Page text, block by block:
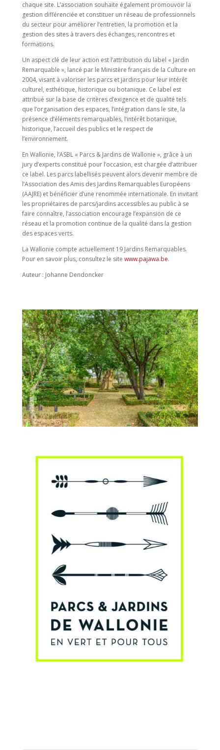
chaque site. L’association souhaite également promouvoir la
gestion différenciée et constituer un réseau de professionnels
du secteur pour améliorer l’entretien, la promotion et la
gestion des sites à travers des échanges, rencontres et
formations.
Un aspect clé de leur action est l’attribution du label « Jardin
Remarquable », lancé par le Ministère français de la Culture en
2004, visant à valoriser les parcs et jardins pour leur intérêt
culturel, esthétique, historique ou botanique. Ce label est
attribué sur la base de critères d’exigence et de qualité tels
que l’organisation des espaces, l’intégration dans le site, la
présence d’éléments remarquables, l’intérêt botanique,
historique, l’accueil des publics et le respect de
l’environnement.
En Wallonie, l’ASBL « Parcs & Jardins de Wallonie », grâce à un
jury d’experts constitué pour l’occasion, est chargée d’attribuer
ce label. Les parcs labellisés peuvent alors devenir membre de
l’Association des Amis des Jardins Remarquables Européens
(AAJRE) et bénéficier d’une renommée internationale. En invitant
les propriétaires de parcs/jardins accessibles au public à se
faire connaître, l’association encourage l’expansion de ce
réseau et la promotion continue de la qualité dans la gestion
des espaces verts.
La Wallonie compte actuellement 19 Jardins Remarquables.
Pour en savoir plus, consultez le site www.pajawa.be.
Auteur : Johanne Dendoncker